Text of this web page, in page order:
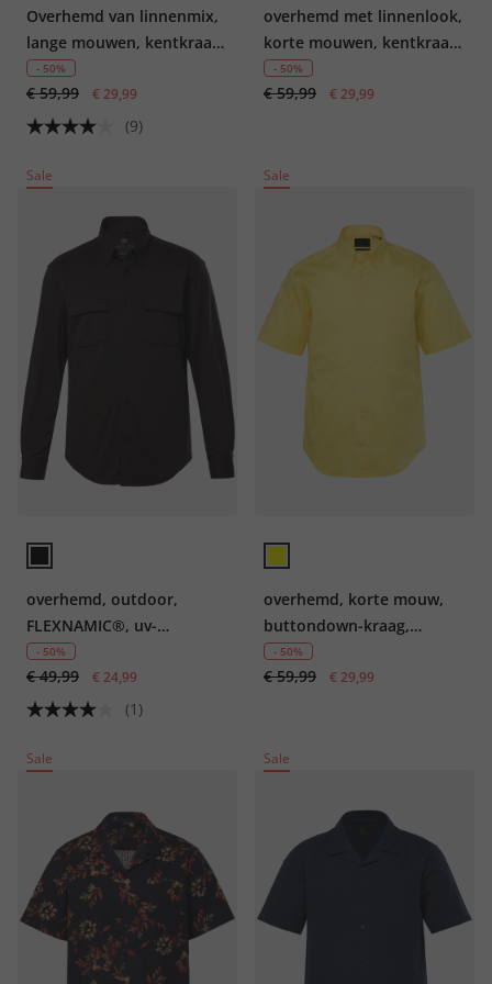
Overhemd van linnenmix,
lange mouwen, kentkraag,
moderne pasvorm
- 50%
€ 59,99 € 29,99
(9)
overhemd met linnenlook,
korte mouwen, kentkraag,
Modern Fit, tot 8XL
- 50%
€ 59,99 € 29,99
Sale
overhemd, outdoor,
FLEXNAMIC®, uv-
bescherming, lange
mouwen, buttondown-
kraag, Modern Fit, tot 7XL
- 50%
€ 49,99 € 24,99
(1)
Sale
overhemd, korte mouw,
buttondown-kraag,
modern fit, tot 8XL
- 50%
€ 59,99 € 29,99
Sale Sale